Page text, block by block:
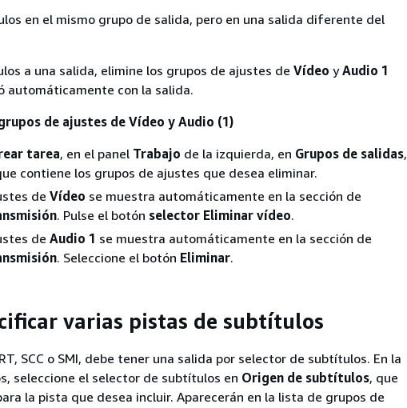
en el mismo grupo de salida, pero en una salida diferente del
a una salida, elimine los grupos de ajustes de Vídeo yAudio 1
automáticamente con la salida.
de ajustes de Vídeo y Audio (1)
tarea, en el panel Trabajo de la izquierda, en Grupos de salidas,
contiene los grupos de ajustes que desea eliminar.
de Vídeo se muestra automáticamente en la sección de
. Pulse el botón selector Eliminar vídeo.
de Audio 1 se muestra automáticamente en la sección de
. Seleccione el botón Eliminar.
varias pistas de subtítulos
SCC o SMI, debe tener una salida por selector de subtítulos. En la
seleccione el selector de subtítulos en Origen de subtítulos, que
la pista que desea incluir. Aparecerán en la lista de grupos de